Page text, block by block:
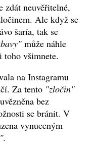
zdát neuvěřitelné,
Ale když se
šaría, tak se
může náhle
toho všimnete.
na Instagramu
Za tento "zločin"
bez
se bránit. V
vynuceným